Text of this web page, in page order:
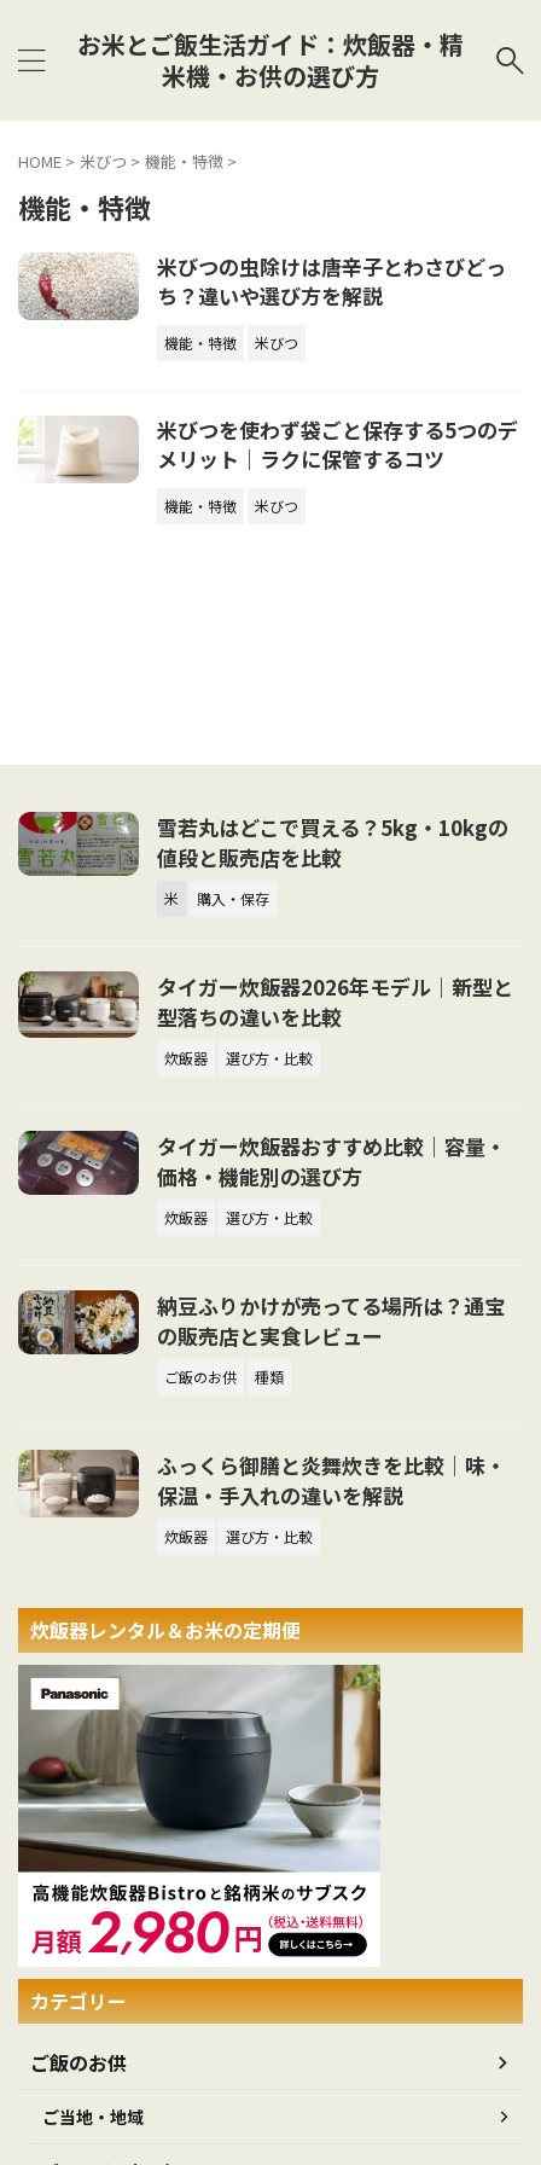
お米とご飯生活ガイド：炊飯器・精
米機・お供の選び方
HOME > 米びつ > 機能・特徴 >
機能・特徴
米びつの虫除けは唐辛子とわさびどっ
ち？違いや選び方を解説
機能・特徴 米びつ
米びつを使わず袋ごと保存する5つのデ
メリット｜ラクに保管するコツ
機能・特徴 米びつ
雪若丸はどこで買える？5kg・10kgの
値段と販売店を比較
米 購入・保存
タイガー炊飯器2026年モデル｜新型と
型落ちの違いを比較
炊飯器 選び方・比較
タイガー炊飯器おすすめ比較｜容量・
価格・機能別の選び方
炊飯器 選び方・比較
納豆ふりかけが売ってる場所は？通宝
の販売店と実食レビュー
ご飯のお供 種類
ふっくら御膳と炎舞炊きを比較｜味・
保温・手入れの違いを解説
炊飯器 選び方・比較
炊飯器レンタル＆お米の定期便
カテゴリー
ご飯のお供
ご当地・地域